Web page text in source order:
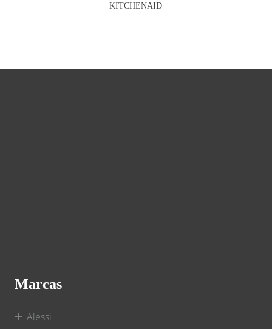
KITCHENAID
Marcas
Alessi